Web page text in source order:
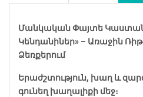
Մանկական Փայտե
Կենդանիներ» – Առաջին
Ձեռքերում
Երաժշտություն, խաղ և
գունեղ խաղալիքի մեջ։